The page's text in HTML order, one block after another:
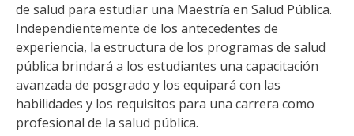
de salud para estudiar una Maestría en Salud Pública.
Independientemente de los antecedentes de
experiencia, la estructura de los programas de salud
pública brindará a los estudiantes una capacitación
avanzada de posgrado y los equipará con las
habilidades y los requisitos para una carrera como
profesional de la salud pública.